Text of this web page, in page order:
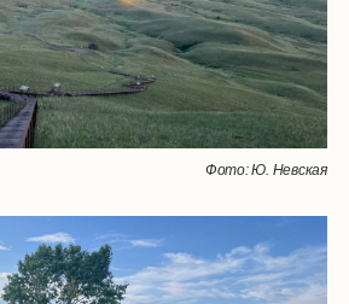
Фото: Ю. Невская